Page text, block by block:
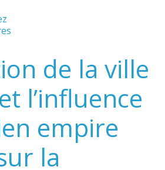
de la ville
l’influence
empire
la